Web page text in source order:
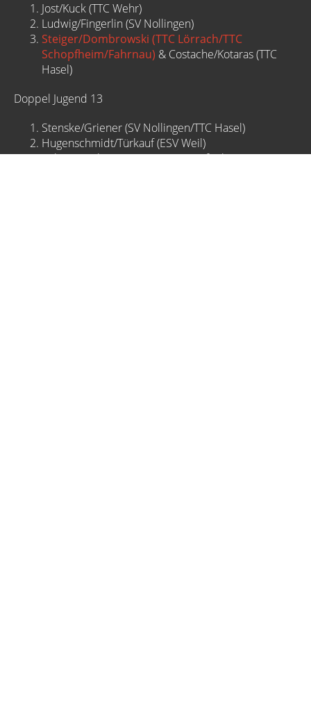
Jost/Kuck (TTC Wehr)
Ludwig/Fingerlin (SV Nollingen)
Steiger/Dombrowski (TTC Lörrach/TTC
Schopfheim/Fahrnau) & Costache/Kotaras (TTC
Hasel)
Doppel Jugend 13
Stenske/Griener (SV Nollingen/TTC Hasel)
Hugenschmidt/Türkauf (ESV Weil)
Koli/Samuels (TTC Karsau/TTC Laufenburg) &